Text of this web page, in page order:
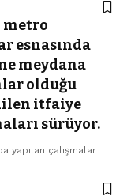
metro
esnasında
meydana
olduğu
itfaiye
sürüyor.
yapılan çalışmalar